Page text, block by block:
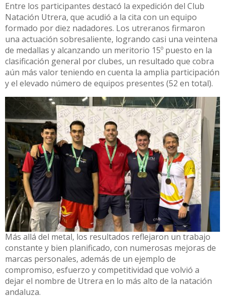
Entre los participantes destacó la expedición del Club
Natación Utrera, que acudió a la cita con un equipo
formado por diez nadadores. Los utreranos firmaron
una actuación sobresaliente, logrando casi una veintena
de medallas y alcanzando un meritorio 15º puesto en la
clasificación general por clubes, un resultado que cobra
aún más valor teniendo en cuenta la amplia participación
y el elevado número de equipos presentes (52 en total).
Más allá del metal, los resultados reflejaron un trabajo
constante y bien planificado, con numerosas mejoras de
marcas personales, además de un ejemplo de
compromiso, esfuerzo y competitividad que volvió a
dejar el nombre de Utrera en lo más alto de la natación
andaluza.